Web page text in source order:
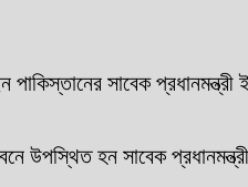
সাবেক প্রধানমন্ত্রী
উপস্থিত হন সাবেক